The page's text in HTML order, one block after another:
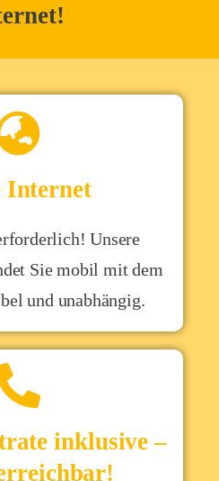
Internet
Unsere
Sie mobil mit dem
und unabhängig.
inklusive –